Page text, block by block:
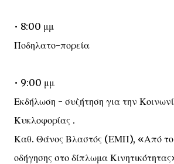
• 8:00 μμ
Ποδηλατο-πορεία
• 9:00 μμ
Εκδήλωση - συζήτηση για την
Κυκλοφορίας .
Καθ. Θάνος Βλαστός (ΕΜΠ), «Από το
οδήγησης στο δίπλωμα